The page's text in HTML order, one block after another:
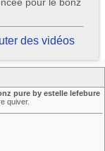
des vidéos
pure by estelle lefebure
quiver.